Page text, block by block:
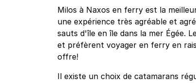
Milos à Naxos en ferry est la
une expérience très agréable et
sauts d'île en île dans la mer Égée.
et préfèrent voyager en ferry en
offre!
Il existe un choix de catamarans